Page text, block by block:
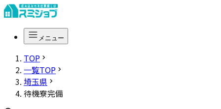
メニュー
TOP
一覧TOP
埼玉県
待機寮完備